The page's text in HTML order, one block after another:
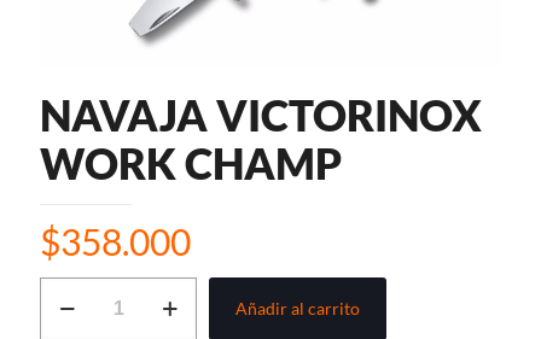
NAVAJA VICTORINOX
WORK CHAMP
$358.000
VICTORINOX
Añadir al carrito